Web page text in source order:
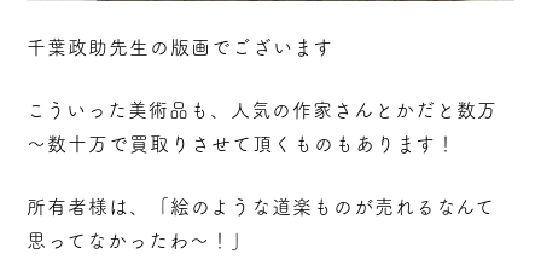
千葉政助先生の版画でございます
こういった美術品も、人気の作家さんとかだと数万
～数十万で買取りさせて頂くものもあります！
所有者様は、「絵のような道楽ものが売れるなんて
思ってなかったわ～！」